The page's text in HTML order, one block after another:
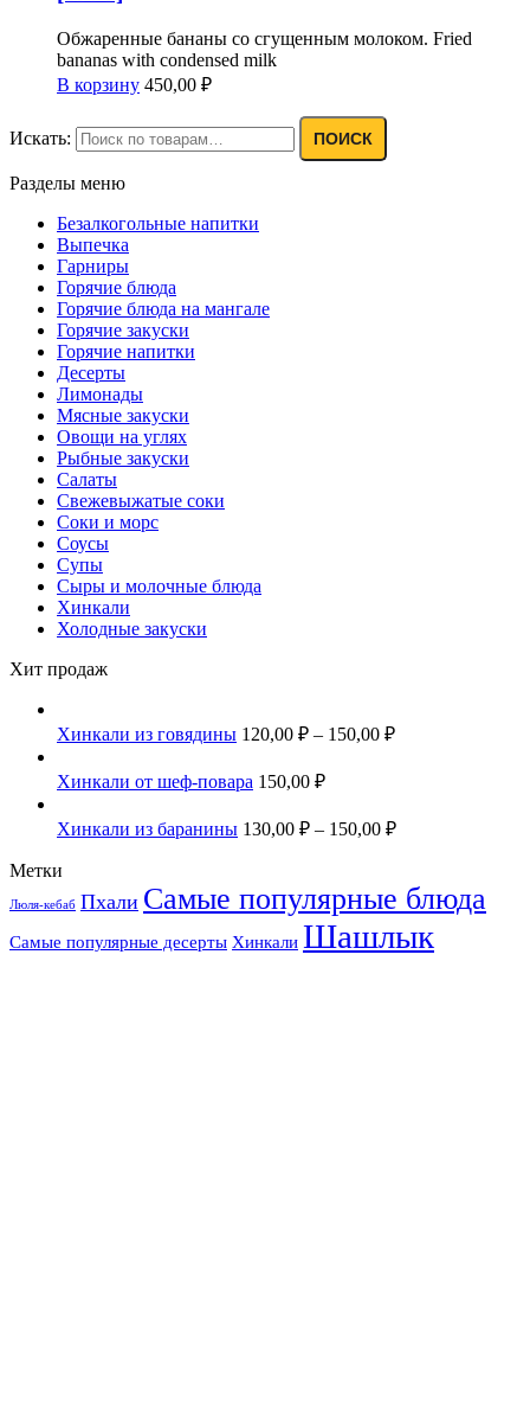
Обжаренные бананы со сгущенным молоком. Fried
bananas with condensed milk
В корзину 450,00 ₽
Искать: ПОИСК
Разделы меню
Безалкогольные напитки
Выпечка
Гарниры
Горячие блюда
Горячие блюда на мангале
Горячие закуски
Горячие напитки
Десерты
Лимонады
Мясные закуски
Овощи на углях
Рыбные закуски
Салаты
Свежевыжатые соки
Соки и морс
Соусы
Супы
Сыры и молочные блюда
Хинкали
Холодные закуски
Хит продаж
Хинкали из говядины 120,00 ₽ – 150,00 ₽
Хинкали от шеф-повара 150,00 ₽
Хинкали из баранины 130,00 ₽ – 150,00 ₽
Метки
Люля-кебаб Пхали Самые популярные блюда
Самые популярные десерты Хинкали Шашлык